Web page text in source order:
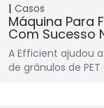
Casos
Máquina Para
Com Sucesso
A Efficient ajudou
de grânulos de